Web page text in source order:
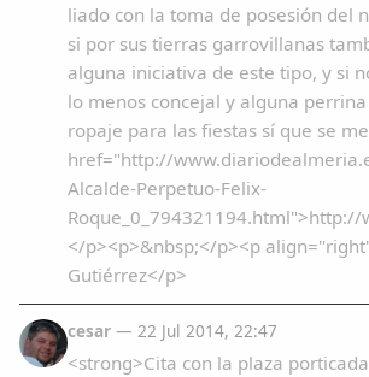
liado con la toma de posesión del
si por sus tierras garrovillanas
alguna iniciativa de este tipo, y si
lo menos concejal y alguna
ropaje para las fiestas sí que se
href="http://
Alcalde-Perpetuo-Felix-
</p><p>&nbsp;</p><p
Gutiérrez</p>
cesar — 22 Jul 2014, 22:47
<strong>Cita con la plaza